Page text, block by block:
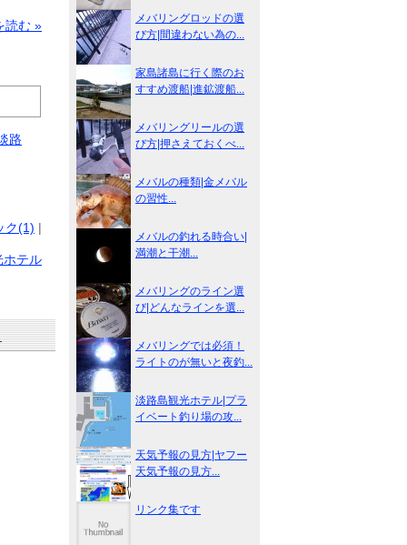
読む »
路
ク(1) |
ホテル
メバリングロッドの選
び方|間違わない為の...
家島諸島に行く際のお
すすめ渡船|進鉱渡船...
メバリングリールの選
び方|押さえておくべ...
メバルの種類|金メバル
の習性...
メバルの釣れる時合い|
満潮と干潮...
メバリングのライン選
び|どんなラインを選...
メバリングでは必須！
ライトのが無いと夜釣...
淡路島観光ホテル|プラ
イベート釣り場の攻...
天気予報の見方|ヤフー
天気予報の見方...
リンク集です